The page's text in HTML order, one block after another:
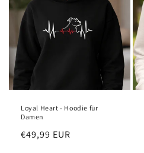
Loyal Heart - Hoodie für
Damen
Regular
€49,99 EUR